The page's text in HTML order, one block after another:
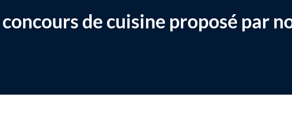
de cuisine proposé par